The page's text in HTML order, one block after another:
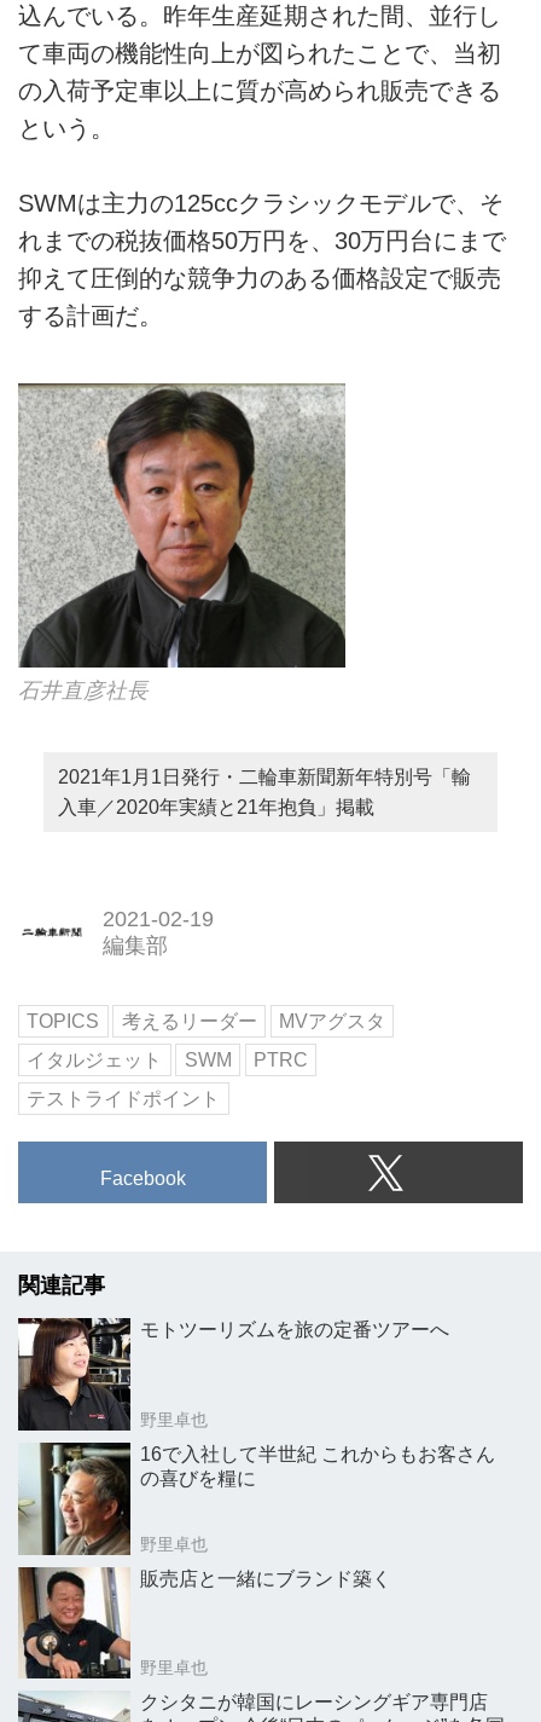
込んでいる。昨年生産延期された間、並行し
て車両の機能性向上が図られたことで、当初
の入荷予定車以上に質が高められ販売できる
という。
SWMは主力の125ccクラシックモデルで、そ
れまでの税抜価格50万円を、30万円台にまで
抑えて圧倒的な競争力のある価格設定で販売
する計画だ。
石井直彦社長
2021年1月1日発行・二輪車新聞新年特別号「輸
入車／2020年実績と21年抱負」掲載
2021-02-19
編集部
TOPICS 考えるリーダー
MVアグスタ
イタルジェット
SWM
PTRC
テストライドポイント
Facebook
関連記事
モトツーリズムを旅の定番ツアーへ
野里卓也
16で入社して半世紀 これからもお客さん
の喜びを糧に
野里卓也
販売店と一緒にブランド築く
野里卓也
クシタニが韓国にレーシングギア専門店